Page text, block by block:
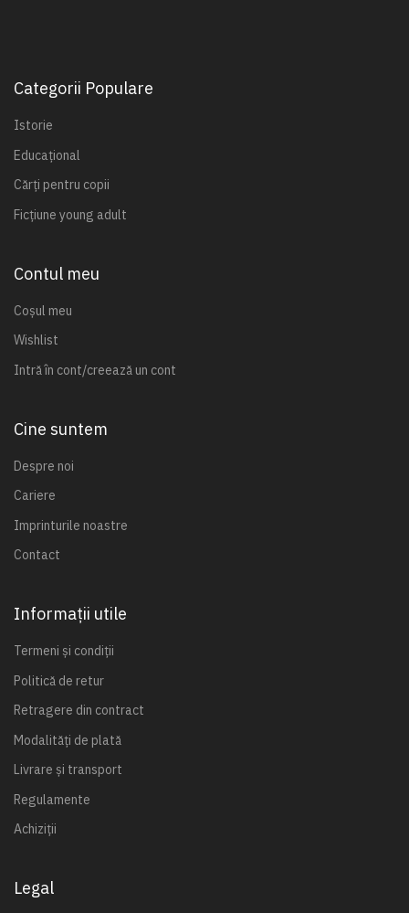
Categorii Populare
Istorie
Educațional
Cărți pentru copii
Ficțiune young adult
Contul meu
Coșul meu
Wishlist
Intră în cont/creează un cont
Cine suntem
Despre noi
Cariere
Imprinturile noastre
Contact
Informații utile
Termeni și condiții
Politică de retur
Retragere din contract
Modalități de plată
Livrare și transport
Regulamente
Achiziții
Legal